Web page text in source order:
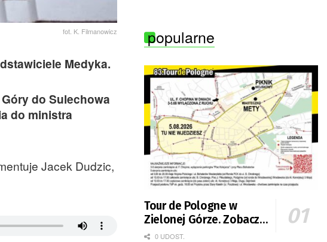
fot. K. Filmanowicz
Medyka.
do Sulechowa
do ministra
Jacek Dudzic,
popularne
Tour de Pologne w
Zielonej Górze. Zobacz
zmiany w organizacji
0 UDOST.